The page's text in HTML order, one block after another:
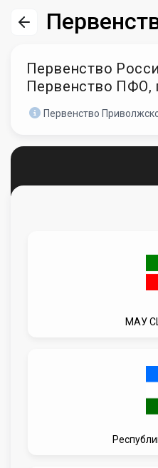
Первенство
Первенство ПФО,
Первенство
МАУ